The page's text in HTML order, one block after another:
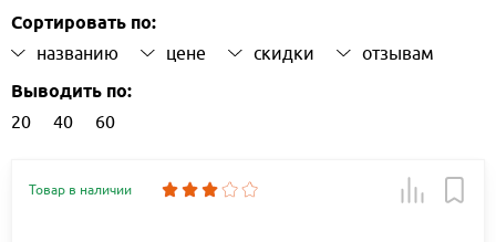
Сортировать по:
названию цене скидки отзывам
Выводить по:
20 40 60
Товар в наличии